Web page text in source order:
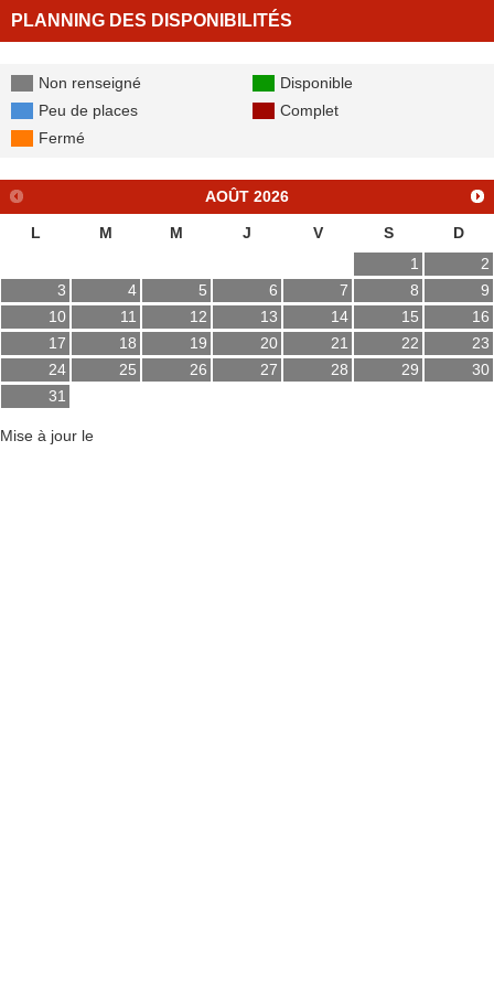
PLANNING DES DISPONIBILITÉS
Non renseigné
Disponible
Peu de places
Complet
Fermé
AOÛT 2026
L M M J V S
D
1
2
3
4 5 6 7 8
9
10
11 12 13 14 15
16
17
18 19 20 21 22
23
24
25 26 27 28 29
30
31
Mise à jour le